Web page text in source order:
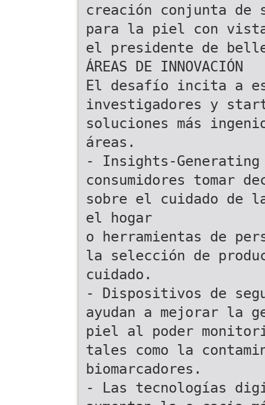
creación conjunta
para la piel con
el presidente de
ÁREAS DE INNOVACIÓN
El desafío incita a
investigadores y
soluciones más
áreas.
- Insights-
consumidores tomar
sobre el cuidado de
el hogar
o herramientas de
la selección de
cuidado.
- Dispositivos de
ayudan a mejorar la
piel al poder
tales como la
biomarcadores.
- Las tecnologías